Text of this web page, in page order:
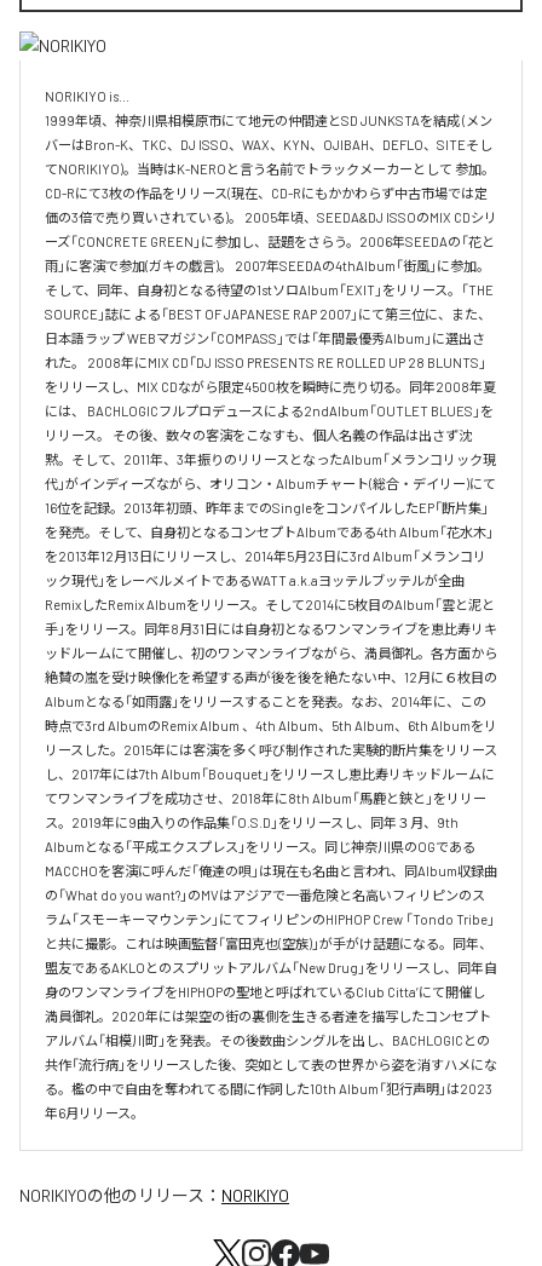
NORIKIYO is...
1999年頃、神奈川県相模原市にて地元の仲間達とSD JUNKSTAを結成 (メン
バーはBron-K、TKC、DJ ISSO、WAX、KYN、OJIBAH、DEFLO、SITEそし
てNORIKIYO)。当時はK-NEROと言う名前でトラックメーカーとして 参加。
CD-Rにて3枚の作品をリリース(現在、CD-Rにもかかわらず中古市場では定
価の3倍で売り買いされている)。 2005年頃、SEEDA&DJ ISSOのMIX CDシリ
ーズ「CONCRETE GREEN」に参加し、話題をさらう。2006年SEEDAの「花と
雨」に客演で参加(ガキの戯言)。 2007年SEEDAの4thAlbum「街風」に参加。
そして、同年、自身初となる待望の1stソロAlbum「EXIT」をリリース。「THE
SOURCE」誌に よる「BEST OF JAPANESE RAP 2007」にて第三位に、また、
日本語ラップ WEBマガジン「COMPASS」では「年間最優秀Album」に選出さ
れた。 2008年にMIX CD「DJ ISSO PRESENTS RE ROLLED UP 28 BLUNTS」
をリリースし、MIX CDながら限定4500枚を瞬時に売り切る。同年2008年夏
には、 BACHLOGICフルプロデュースによる2ndAlbum「OUTLET BLUES」を
リリース。 その後、数々の客演をこなすも、個人名義の作品は出さず沈
黙。そして、2011年、3年振りのリリースとなったAlbum「メランコリック現
代」がインディーズながら、オリコン・Albumチャート(総合・デイリー)にて
16位を記録。2013年初頭、昨年までのSingleをコンパイルしたEP「断片集」
を発売。そして、自身初となるコンセプトAlbumである4th Album「花水木」
を2013年12月13日にリリースし、2014年5月23日に3rd Album「メランコリ
ック現代」をレーベルメイトであるWATT a.k.aヨッテルブッテルが全曲
RemixしたRemix Albumをリリース。そして2014に5枚目のAlbum「雲と泥と
手」をリリース。同年8月31日には自身初となるワンマンライブを恵比寿リキ
ッドルームにて開催し、初のワンマンライブながら、満員御礼。各方面から
絶賛の嵐を受け映像化を希望する声が後を後を絶たない中、12月に６枚目の
Albumとなる「如雨露」をリリースすることを発表。なお、2014年に、この
時点で3rd AlbumのRemix Album 、4th Album、5th Album、6th Albumをリ
リースした。2015年には客演を多く呼び制作された実験的断片集をリリース
し、2017年には7th Album「Bouquet」をリリースし恵比寿リキッドルームに
てワンマンライブを成功させ、2018年に8th Album「馬鹿と鋏と」をリリー
ス。2019年に9曲入りの作品集「O.S.D」をリリースし、同年３月、9th
Albumとなる「平成エクスプレス」をリリース。同じ神奈川県のOGである
MACCHOを客演に呼んだ「俺達の唄」は現在も名曲と言われ、同Album収録曲
の「What do you want?」のMVはアジアで一番危険と名高いフィリピンのス
ラム「スモーキーマウンテン」にてフィリピンのHIPHOP Crew 「Tondo Tribe」
と共に撮影。これは映画監督「富田克也(空族)」が手がけ話題になる。同年、
盟友であるAKLOとのスプリットアルバム「New Drug」をリリースし、同年自
身のワンマンライブをHIPHOPの聖地と呼ばれているClub Citta’にて開催し
満員御礼。2020年には架空の街の裏側を生きる者達を描写したコンセプト
アルバム「相模川町」を発表。その後数曲シングルを出し、BACHLOGICとの
共作「流行病」をリリースした後、突如として表の世界から姿を消すハメにな
る。檻の中で自由を奪われてる間に作詞した10th Album「犯行声明」は2023
年6月リリース。
NORIKIYOの他のリリース： NORIKIYO